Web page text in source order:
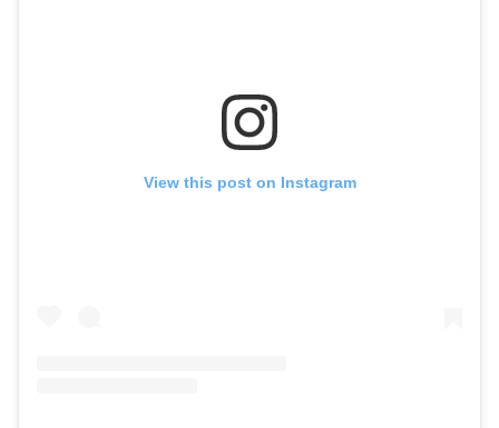
View this post on Instagram